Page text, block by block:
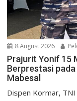
8 August 2026
Prajurit Yonif 15
Berprestasi
Mabesal
Dispen Kormar, TNI